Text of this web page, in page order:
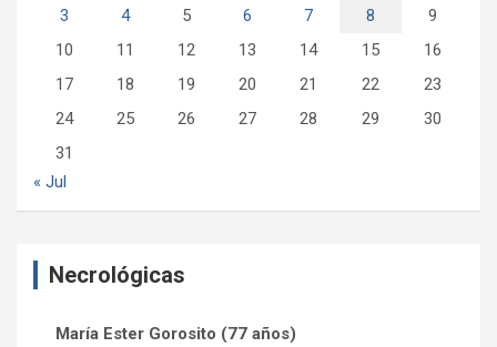
3
4 5 6 7 8
9
10
11 12 13 14 15
16
17
18 19 20 21 22
23
24
25 26 27 28 29
30
31
« Jul
Necrológicas
María Ester Gorosito (77 años)